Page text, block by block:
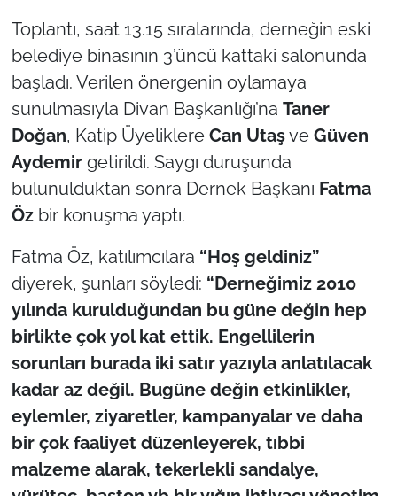
Toplantı, saat 13.15 sıralarında, derneğin eski
belediye binasının 3’üncü kattaki salonunda
başladı. Verilen önergenin oylamaya
sunulmasıyla Divan Başkanlığı’na Taner
Doğan, Katip Üyeliklere Can Utaşve Güven
Aydemirgetirildi. Saygı duruşunda
bulunulduktan sonra Dernek Başkanı Fatma
Özbir konuşma yaptı.
Fatma Öz, katılımcılara “Hoş geldiniz”
diyerek, şunları söyledi: “Derneğimiz 2010
yılında kurulduğundan bu güne değin hep
birlikte çok yol kat ettik. Engellilerin
sorunları burada iki satır yazıyla anlatılacak
kadar az değil. Bugüne değin etkinlikler,
eylemler, ziyaretler, kampanyalar ve daha
bir çok faaliyet düzenleyerek, tıbbi
malzeme alarak, tekerlekli sandalye,
KIRKLARELİ
ÇANAKKALE
TÜRKİYE
Bölge
Güvenlik
Genel
Politika
Flaş Haber
Dış Haberler